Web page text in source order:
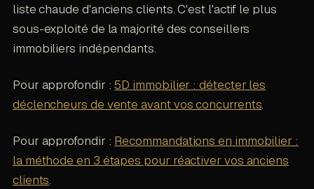
liste chaude d'anciens clients. C'est l'actif le plus
sous-exploité de la majorité des conseillers
immobiliers indépendants.
Pour approfondir :5D immobilier : détecter les
déclencheurs de vente avant vos concurrents.
Pour approfondir : Recommandations en immobilier :
la méthode en 3 étapes pour réactiver vos anciens
clients.